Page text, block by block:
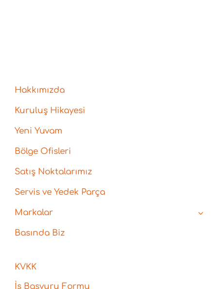
Hakkımızda
Kuruluş Hikayesi
Yeni Yuvam
Bölge Ofisleri
Satış Noktalarımız
Servis ve Yedek Parça
Markalar
Basında Biz
KVKK
İş Başvuru Formu